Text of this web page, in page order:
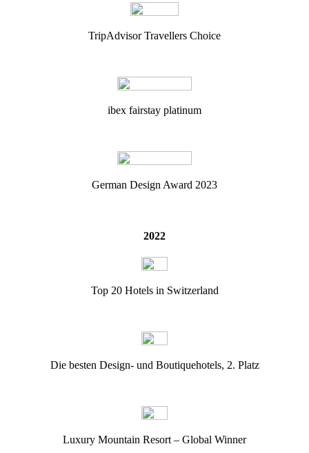
TripAdvisor Travellers Choice
ibex fairstay platinum
German Design Award 2023
2022
Top 20 Hotels in Switzerland
Die besten Design- und Boutiquehotels, 2. Platz
Luxury Mountain Resort – Global Winner